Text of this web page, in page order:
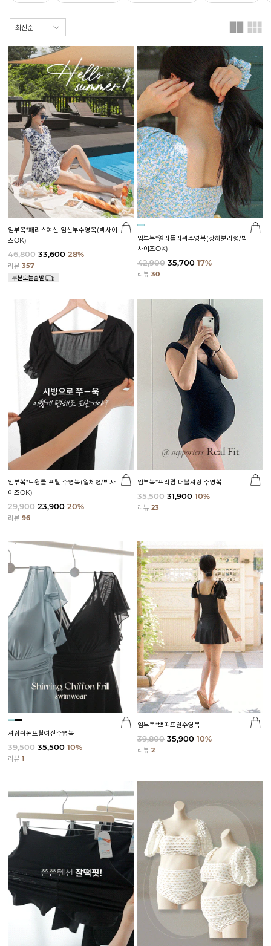
임부복*패리스여신 임산부수영복(빅사이
즈OK)
46,800 33,600 28%
리뷰 357
임부복*엘리플라워수영복(상하분리형/빅
사이즈OK)
42,900 35,700 17%
리뷰 30
임부복*트윙클 프릴 수영복(일체형/빅사
이즈OK)
29,900 23,900 20%
리뷰 96
임부복*프리덤 더블셔링 수영복
35,500 31,900 10%
리뷰 23
셔링쉬폰프릴여신수영복
39,500 35,500 10%
리뷰 1
임부복*쁘띠프릴수영복
39,800 35,900 10%
리뷰 2